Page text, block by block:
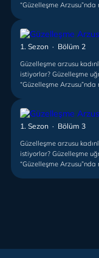
“Güzelleşme Arzusu”nda
1. Sezon · Bölüm 2
Güzelleşme arzusu
istiyorlar? Güzelleşme
“Güzelleşme Arzusu”nda
1. Sezon · Bölüm 3
Güzelleşme arzusu
istiyorlar? Güzelleşme
“Güzelleşme Arzusu”nda